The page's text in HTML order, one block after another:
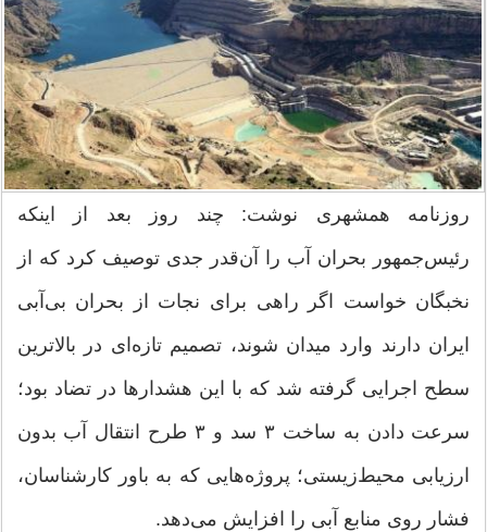
روزنامه همشهری نوشت: چند روز بعد از اینکه
رئیس‌جمهور بحران آب را آن‌قدر جدی توصیف کرد که از
نخبگان خواست اگر راهی برای نجات از بحران بی‌آبی
ایران دارند وارد میدان شوند، تصمیم تازه‌ای در بالاترین
سطح اجرایی گرفته شد که با این هشدارها در تضاد بود؛
سرعت‌ دادن به ساخت ۳ سد و ۳ طرح انتقال آب بدون
ارزیابی محیط‌زیستی؛ پروژه‌هایی که به‌ باور کارشناسان،
فشار روی منابع آبی را افزایش می‌دهد.